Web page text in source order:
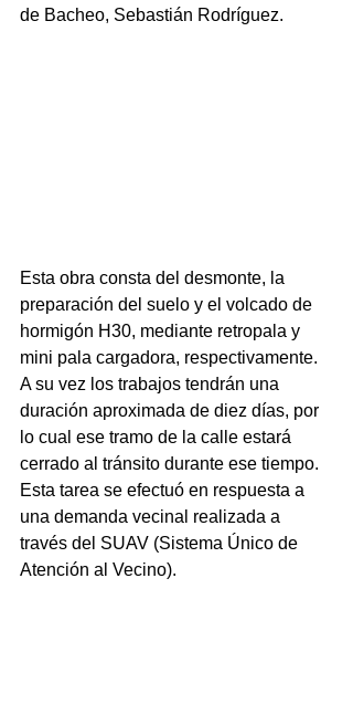
de Bacheo, Sebastián Rodríguez.
Esta obra consta del desmonte, la
preparación del suelo y el volcado de
hormigón H30, mediante retropala y
mini pala cargadora, respectivamente.
A su vez los trabajos tendrán una
duración aproximada de diez días, por
lo cual ese tramo de la calle estará
cerrado al tránsito durante ese tiempo.
Esta tarea se efectuó en respuesta a
una demanda vecinal realizada a
través del SUAV (Sistema Único de
Atención al Vecino).